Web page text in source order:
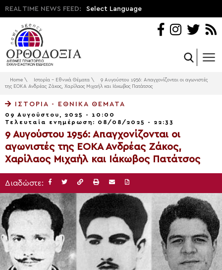
REAL TIME NEWS FEED: Select Language
Home \ Ιστορία - Εθνικά Θέματα \
9 Αυγούστου 1956: Απαγχονίζονται οι αγωνιστές
της ΕΟΚΑ Ανδρέας Ζάκος, Χαρίλαος Μιχαήλ και Ιάκωβος Πατάτσος
ΙΣΤΟΡΊΑ - ΕΘΝΙΚΆ ΘΈΜΑΤΑ
09 Αυγούστου, 2025 - 10:00
Τελευταία ενημέρωση: 08/08/2025 - 22:33
9 Αυγούστου 1956: Απαγχονίζονται οι
αγωνιστές της ΕΟΚΑ Ανδρέας Ζάκος,
Χαρίλαος Μιχαήλ και Ιάκωβος Πατάτσος
Διαδώστε: